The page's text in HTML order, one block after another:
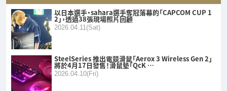
以日本選手・sahara選手奪冠落幕的「CAPCOM CUP 1
2」，透過38張現場照片回顧
2026.04.11(Sat)
SteelSeries 推出電競滑鼠「Aerox 3 Wireless Gen 2」
將於4月17日發售！滑鼠墊「QcK …
2026.04.10(Fri)